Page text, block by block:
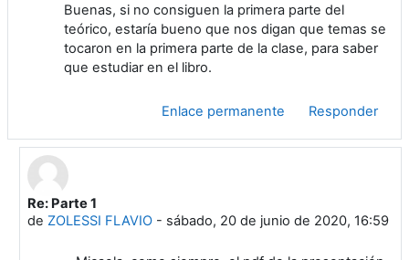
Buenas, si no consiguen la primera parte del
teórico, estaría bueno que nos digan que temas se
tocaron en la primera parte de la clase, para saber
que estudiar en el libro.
Enlace permanente Responder
En respuesta a BUGALLO MICAELA
Re: Parte 1
de ZOLESSI FLAVIO- sábado, 20 de junio de 2020, 16:59